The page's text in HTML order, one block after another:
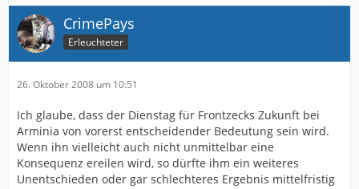
CrimePays
Erleuchteter
26. Oktober 2008 um 10:51
Ich glaube, dass der Dienstag für Frontzecks Zukunft bei
Arminia von vorerst entscheidender Bedeutung sein wird.
Wenn ihn vielleicht auch nicht unmittelbar eine
Konsequenz ereilen wird, so dürfte ihm ein weiteres
Unentschieden oder gar schlechteres Ergebnis mittelfristig